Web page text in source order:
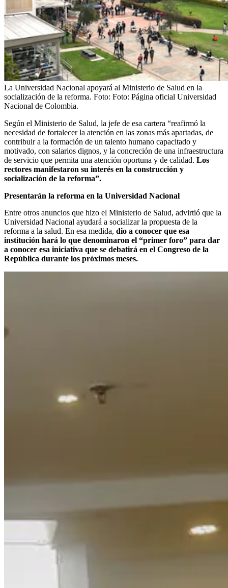
La Universidad Nacional apoyará al Ministerio de Salud en la
socialización de la reforma. Foto: Foto: Página oficial Universidad
Nacional de Colombia.
Según el Ministerio de Salud, la jefe de esa cartera “reafirmó la
necesidad de fortalecer la atención en las zonas más apartadas, de
contribuir a la formación de un talento humano capacitado y
motivado, con salarios dignos, y la concreción de una infraestructura
de servicio que permita una atención oportuna y de calidad. Los
rectores manifestaron su interés en la construcción y
socialización de la reforma”.
Presentarán la reforma en la Universidad Nacional
Entre otros anuncios que hizo el Ministerio de Salud, advirtió que la
Universidad Nacional ayudará a socializar la propuesta de la
reforma a la salud. En esa medida, dio a conocer que esa
institución hará lo que denominaron el “primer foro” para dar
a conocer esa iniciativa que se debatirá en el Congreso de la
República durante los próximos meses.